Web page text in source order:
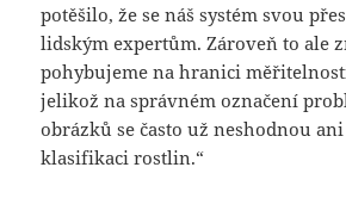
potěšilo, že se náš systém svou
lidským expertům. Zároveň to ale
pohybujeme na hranici
jelikož na správném označení
obrázků se často už neshodnou
klasifikaci rostlin.“